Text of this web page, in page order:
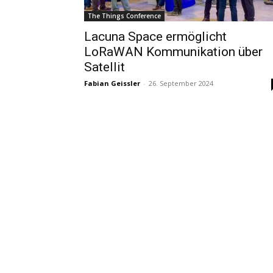
The Things Conference
Lacuna Space ermöglicht
LoRaWAN Kommunikation über
Satellit
Fabian Geissler - 26. September 2024